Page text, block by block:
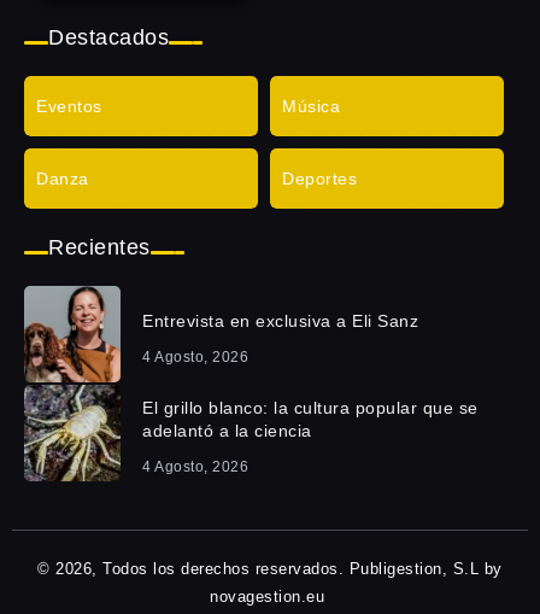
Destacados
Eventos Música
Danza Deportes
Recientes
Entrevista en exclusiva a Eli Sanz
4 Agosto, 2026
El grillo blanco: la cultura popular que se
adelantó a la ciencia
4 Agosto, 2026
© 2026, Todos los derechos reservados. Publigestion, S.L by
novagestion.eu